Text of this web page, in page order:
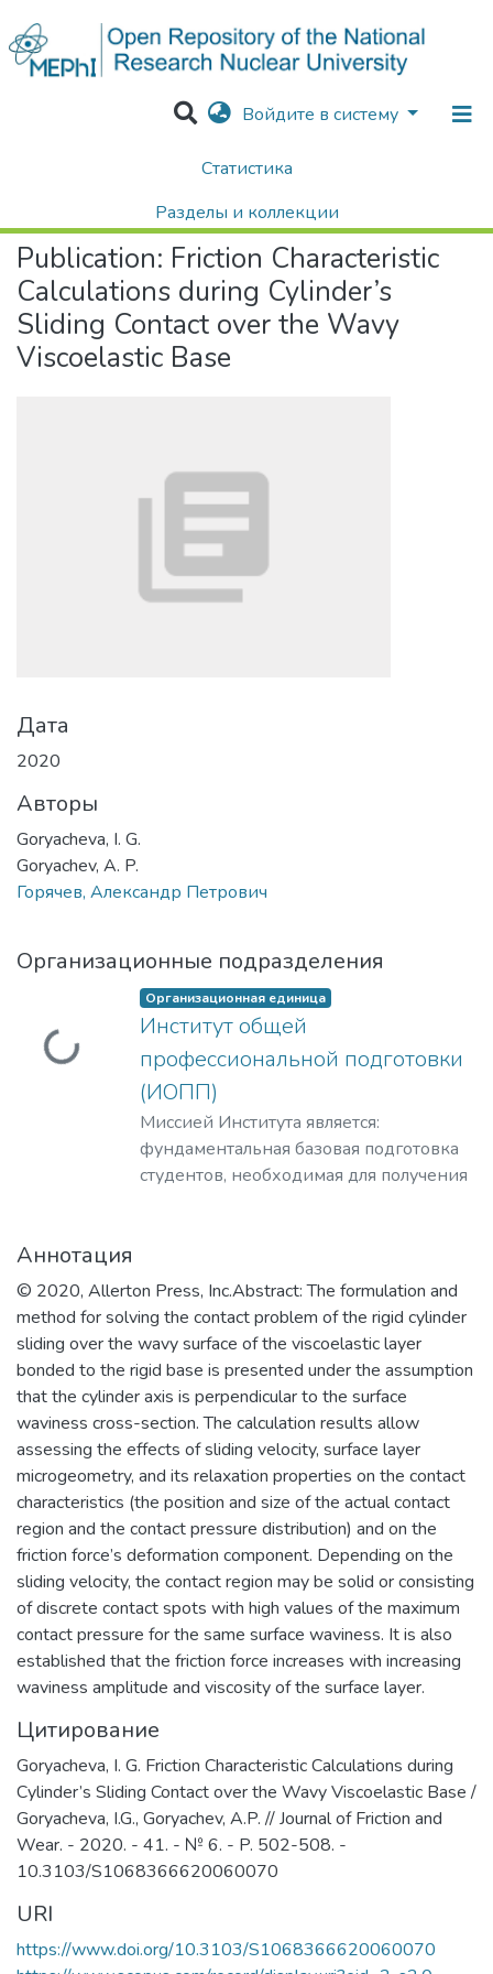
Войдите в систему
Статистика
Разделы и коллекции
Поиск
Publication: Friction Characteristic
Calculations during Cylinder’s
Sliding Contact over the Wavy
Viscoelastic Base
Дата
2020
Авторы
Goryacheva, I. G.
Goryachev, A. P.
Горячев, Александр Петрович
Организационные подразделения
Загружается...
Организационная единица
Институт общей
профессиональной подготовки
(ИОПП)
Миссией Института является:
фундаментальная базовая подготовка
студентов, необходимая для получения
удовлетворение потребностей
обучающихся в интеллектуальном,
культурном, нравственном развитии и
приобретении ими профессиональных
знаний; формирование у студентов
мотивации и умения учиться;
профессиональная ориентация
школьников и студентов в избранной
области знаний, формирование
способностей и навыков
профессионального самоопределения
и профессионального саморазвития.
Основными целями и задачами
Института являются:
обеспечение высококачественной
(фундаментальной) базовой
подготовки студентов бакалавриата и
специалитета; поддержка и развитие у
студентов стремления к осознанному
продолжению обучения в институтах
(САЕ и др.) и на факультетах
Университета; обеспечение
преемственности образовательных
качества довузовской подготовки
учащихся Предуниверситария и школ-
Аннотация
© 2020, Allerton Press, Inc.Abstract: The formulation and
method for solving the contact problem of the rigid cylinder
sliding over the wavy surface of the viscoelastic layer
bonded to the rigid base is presented under the assumption
that the cylinder axis is perpendicular to the surface
waviness cross-section. The calculation results allow
assessing the effects of sliding velocity, surface layer
microgeometry, and its relaxation properties on the contact
characteristics (the position and size of the actual contact
region and the contact pressure distribution) and on the
friction force’s deformation component. Depending on the
sliding velocity, the contact region may be solid or consisting
of discrete contact spots with high values of the maximum
contact pressure for the same surface waviness. It is also
established that the friction force increases with increasing
waviness amplitude and viscosity of the surface layer.
Цитирование
Goryacheva, I. G. Friction Characteristic Calculations during
Cylinder’s Sliding Contact over the Wavy Viscoelastic Base /
Goryacheva, I.G., Goryachev, A.P. // Journal of Friction and
Wear. - 2020. - 41. - № 6. - P. 502-508. -
10.3103/S1068366620060070
URI
https://www.doi.org/10.3103/S1068366620060070